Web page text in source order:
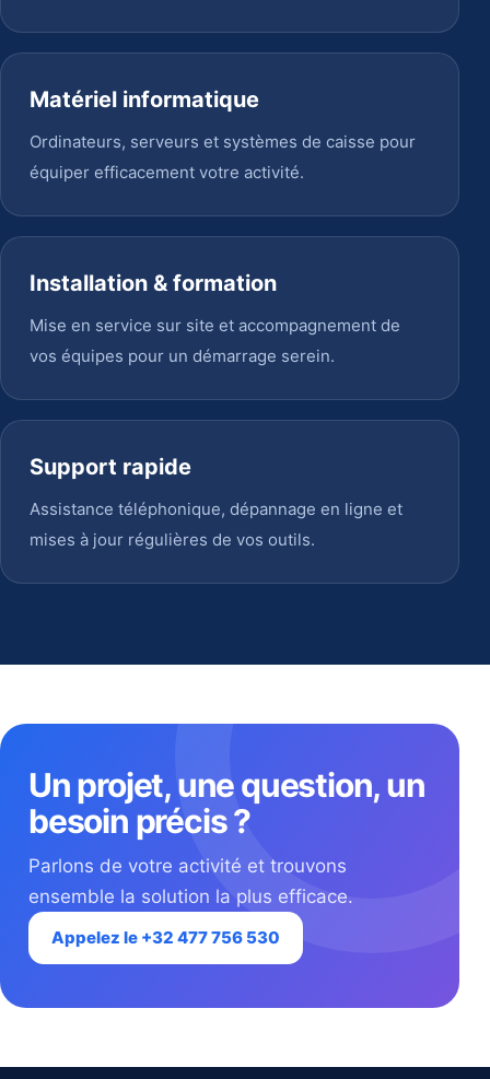
Matériel informatique
Ordinateurs, serveurs et systèmes de caisse pour
équiper efficacement votre activité.
Installation & formation
Mise en service sur site et accompagnement de
vos équipes pour un démarrage serein.
Support rapide
Assistance téléphonique, dépannage en ligne et
mises à jour régulières de vos outils.
Un projet, une question, un
besoin précis ?
Parlons de votre activité et trouvons
ensemble la solution la plus efficace.
Appelez le +32 477 756 530